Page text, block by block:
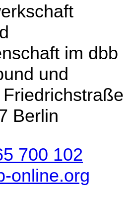
im dbb
und
Berlin
700 102
online.org